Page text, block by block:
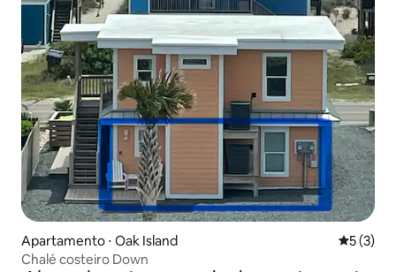
Apartamento ⋅ Oak Island 5 de
5 (3)
Chalé costeiro Down